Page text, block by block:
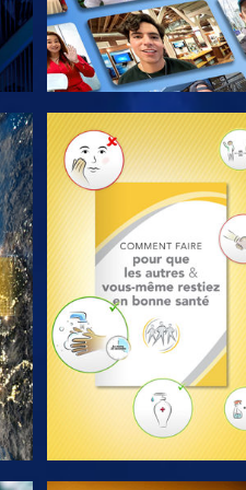
DÉCOUVRIR LES SÉRIES